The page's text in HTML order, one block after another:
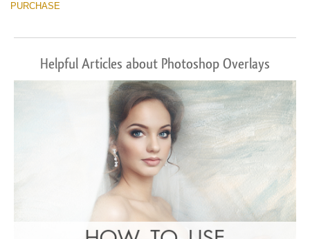
PURCHASE
Helpful Articles about Photoshop Overlays